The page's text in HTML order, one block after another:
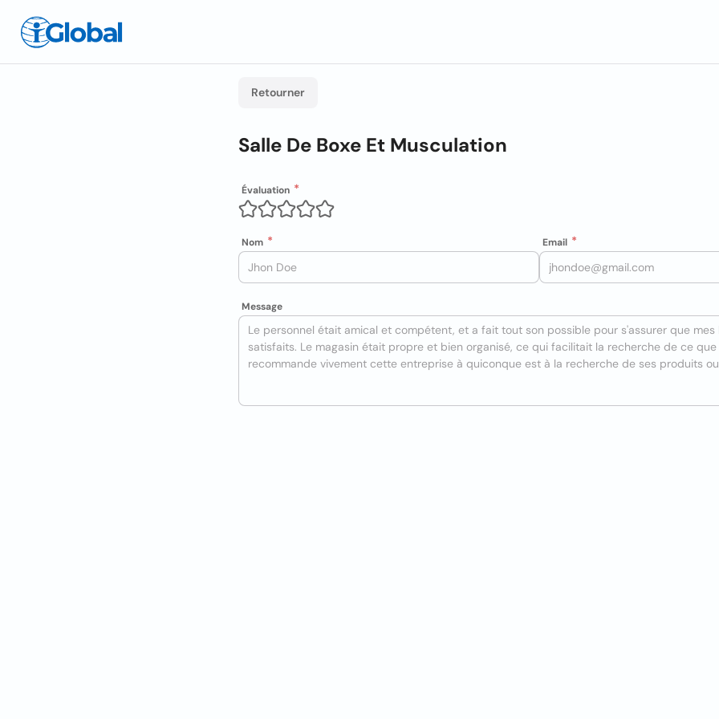
Retourner
Salle De Boxe Et Musculation
Évaluation
Nom Email
Message